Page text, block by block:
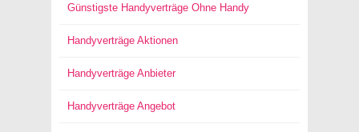
Günstigste Handyverträge Ohne Handy
Handyverträge Aktionen
Handyverträge Anbieter
Handyverträge Angebot